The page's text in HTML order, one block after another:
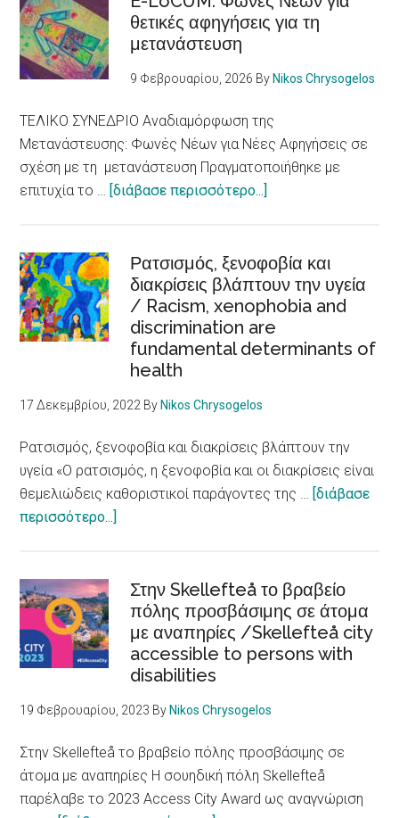
θετικές αφηγήσεις για τη
μετανάστευση
9 Φεβρουαρίου, 2026 By Nikos Chrysogelos
ΤΕΛΙΚΟ ΣΥΝΕΔΡΙΟ Αναδιαμόρφωση της
Μετανάστευσης: Φωνές Νέων για Νέες Αφηγήσεις σε
σχέση με τη μετανάστευση Πραγματοποιήθηκε με
επιτυχία το … [διάβασε περισσότερο...]
Φωνές
Νέων
για
θετικές
αφηγήσεις
Ρατσισμός, ξενοφοβία και
διακρίσεις βλάπτουν την υγεία
/ Racism, xenophobia and
discrimination are
fundamental determinants of
health
17 Δεκεμβρίου, 2022 By Nikos Chrysogelos
Ρατσισμός, ξενοφοβία και διακρίσεις βλάπτουν την
υγεία «Ο ρατσισμός, η ξενοφοβία και οι διακρίσεις είναι
θεμελιώδεις καθοριστικοί παράγοντες της … [διάβασε
περισσότερο...]
και
διακρίσεις
βλάπτουν
την
υγεία
/
xenophobia
and
discrimination
Στην Skellefteå το βραβείο
πόλης προσβάσιμης σε άτομα
με αναπηρίες /Skellefteå city
accessible to persons with
disabilities
19 Φεβρουαρίου, 2023 By Nikos Chrysogelos
Στην Skellefteå το βραβείο πόλης προσβάσιμης σε
άτομα με αναπηρίες Η σουηδική πόλη Skellefteå
παρέλαβε το 2023 Access City Award ως αναγνώριση